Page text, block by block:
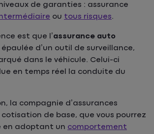
de garanties : assurance
ou tous risques.
est que l’assurance auto
d’un outil de surveillance,
dans le véhicule. Celui-ci
en temps réel la conduite du
la compagnie d’assurances
de base, que vous pourrez
en adoptant un comportement